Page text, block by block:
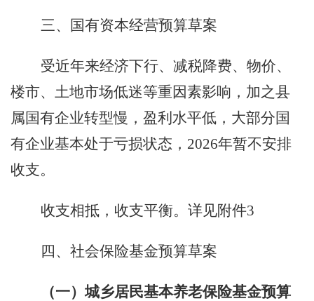
三、国有资本经营预算草案
受近年来经济下行、减税降费、物价、
楼市、土地市场低迷等重因素影响，加之县
属国有企业转型慢，盈利水平低，大部分国
有企业基本处于亏损状态， 2026年暂不安排
收支。
收支相抵，收支平衡。详见附件3
四、社会保险基金预算草案
（一）城乡居民基本养老保险基金预算